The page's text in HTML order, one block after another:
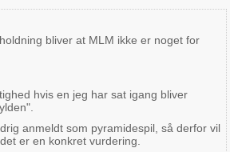
bliver at MLM ikke er noget for
hvis en jeg har sat igang bliver
anmeldt som pyramidespil, så derfor vil
er en konkret vurdering.